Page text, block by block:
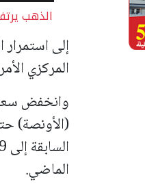
الذهب
إلى
المركزي
الماضي.